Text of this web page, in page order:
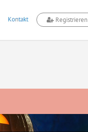
Kontakt Registrieren